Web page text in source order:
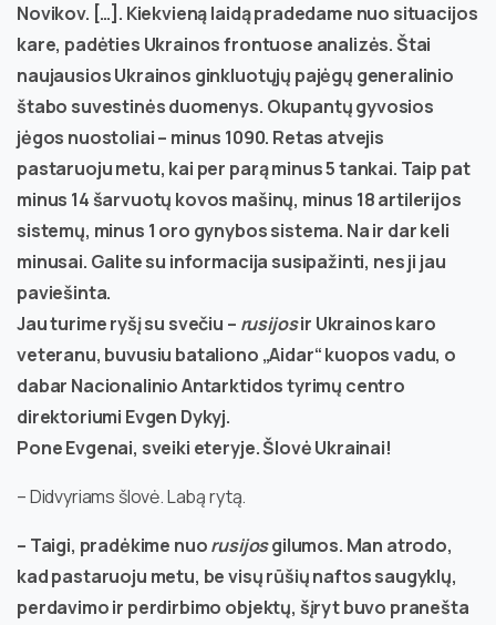
Novikov. […]. Kiekvieną laidą pradedame nuo situacijos
kare, padėties Ukrainos frontuose analizės. Štai
naujausios Ukrainos ginkluotųjų pajėgų generalinio
štabo suvestinės duomenys. Okupantų gyvosios
jėgos nuostoliai – minus 1090. Retas atvejis
pastaruoju metu, kai per parą minus 5 tankai. Taip pat
minus 14 šarvuotų kovos mašinų, minus 18 artilerijos
sistemų, minus 1 oro gynybos sistema. Na ir dar keli
minusai. Galite su informacija susipažinti, nes ji jau
paviešinta.
Jau turime ryšį su svečiu – rusijosir Ukrainos karo
veteranu, buvusiu bataliono „Aidar“ kuopos vadu, o
dabar Nacionalinio Antarktidos tyrimų centro
direktoriumi Evgen Dykyj.
Pone Evgenai, sveiki eteryje. Šlovė Ukrainai!
– Didvyriams šlovė. Labą rytą.
– Taigi, pradėkime nuorusijosgilumos. Man atrodo,
kad pastaruoju metu, be visų rūšių naftos saugyklų,
perdavimo ir perdirbimo objektų, šįryt buvo pranešta